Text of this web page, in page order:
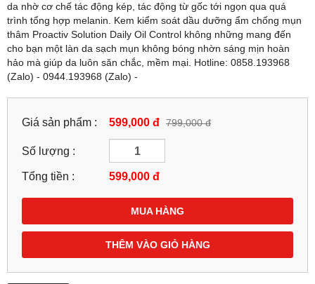
da nhờ cơ chế tác động kép, tác động từ gốc tới ngọn qua quá
trình tổng hợp melanin. Kem kiểm soát dầu dưỡng ẩm chống mụn
thâm Proactiv Solution Daily Oil Control không những mang đến
cho bạn một làn da sạch mụn không bóng nhờn sáng mịn hoàn
hảo mà giúp da luôn săn chắc, mềm mại. Hotline: 0858.193968
(Zalo) - 0944.193968 (Zalo) -
Giá sản phẩm : 599,000 đ 799,000 đ
Số lượng :
Tổng tiền : 599,000 đ
MUA HÀNG
THÊM VÀO GIỎ HÀNG